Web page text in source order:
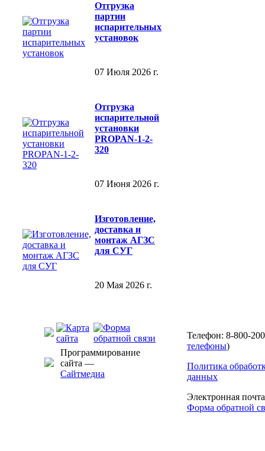
Отгрузка
партии
испарительных
установок
07 Июля 2026 г.
Отгрузка
испарительной
установки
PROPAN-1-2-
320
07 Июня 2026 г.
Изготовление,
доставка и
монтаж АГЗС
для СУГ
20 Мая 2026 г.
Программирование
сайта —
Сайтмедиа
Телефон: 8-800-
телефоны)
Политика
данных
Электронная
Форма обратной